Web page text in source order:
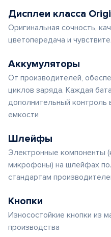
Дисплеи класса
Оригинальная сочность,
цветопередача и
Аккумуляторы
От производителей,
циклов заряда. Каждая
дополнительный контроль
емкости
Шлейфы
Электронные компоненты
микрофоны) на шлейфах
стандартам
Кнопки
Износостойкие кнопки из
производства